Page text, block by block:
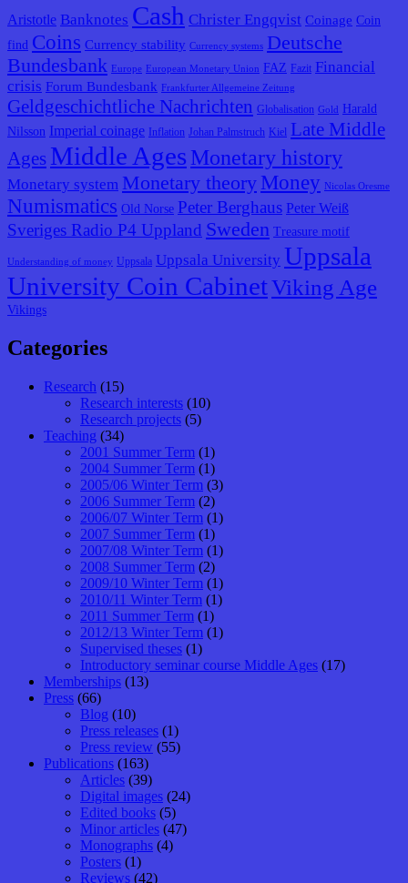
Aristotle Banknotes Cash Christer Engqvist Coinage Coin
find Coins Currency stability Currency systems Deutsche
Bundesbank
Europe European Monetary Union FAZ Fazit Financial
crisis Forum Bundesbank Frankfurter Allgemeine Zeitung
Geldgeschichtliche Nachrichten Globalisation Gold
Harald
Nilsson Imperial coinage Inflation Johan Palmstruch Kiel Late Middle
Ages Middle Ages Monetary history
Monetary system Monetary theory Money Nicolas Oresme
Numismatics Old Norse Peter Berghaus Peter Weiß
Sveriges Radio P4 Uppland Sweden Treasure motif
Understanding of money Uppsala Uppsala University Uppsala
University Coin CabinetViking Age
Vikings
Categories
Research (15)
Research interests (10)
Research projects (5)
Teaching (34)
2001 Summer Term (1)
2004 Summer Term (1)
2005/06 Winter Term (3)
2006 Summer Term (2)
2006/07 Winter Term (1)
2007 Summer Term (1)
2007/08 Winter Term (1)
2008 Summer Term (2)
2009/10 Winter Term (1)
2010/11 Winter Term (1)
2011 Summer Term (1)
2012/13 Winter Term (1)
Supervised theses (1)
Introductory seminar course Middle Ages (17)
Memberships (13)
Press (66)
Blog (10)
Press releases (1)
Press review (55)
Publications (163)
Articles (39)
Digital images (24)
Edited books (5)
Minor articles (47)
Monographs (4)
Posters (1)
Reviews (42)